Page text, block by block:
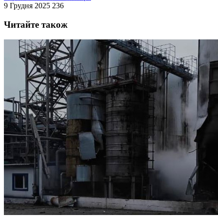
9 Грудня 2025 236
Читайте також